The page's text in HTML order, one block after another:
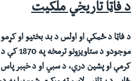
د فاټا تاريخي ملکیت
د فاټا د ځمکې او اولس د بد بختیو او
موجودو
کرمې او پشين درې، د سبي او د خېبر